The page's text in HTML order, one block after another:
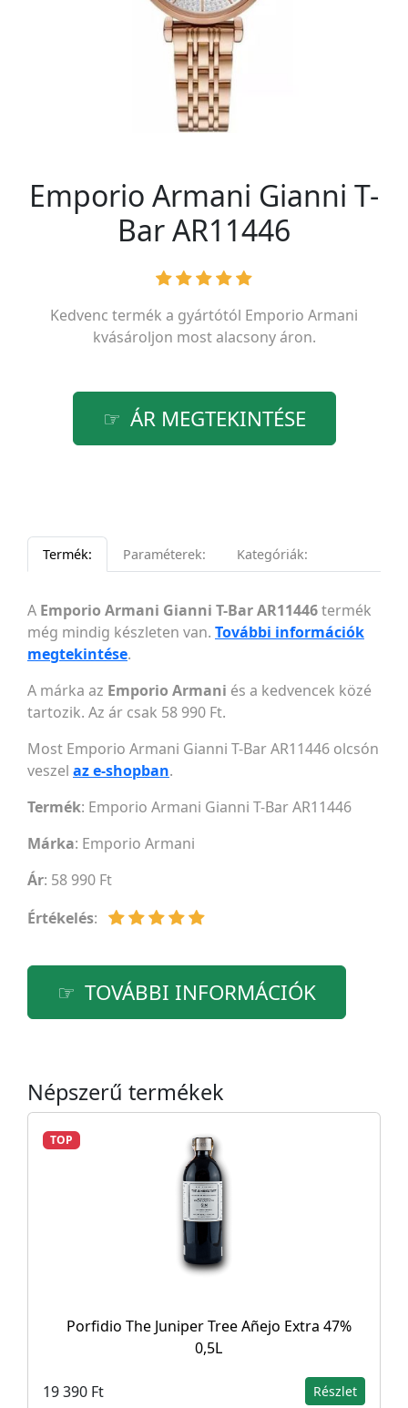
Emporio Armani Gianni T-
Bar AR11446
Kedvenc termék a gyártótól Emporio Armani
kvásároljon most alacsony áron.
ÁR MEGTEKINTÉSE
Termék: Paraméterek: Kategóriák:
A Emporio Armani Gianni T-Bar AR11446termék
még mindig készleten van. További információk
megtekintése.
A márka az Emporio Armani és a kedvencek közé
tartozik. Az ár csak 58 990 Ft.
Most Emporio Armani Gianni T-Bar AR11446 olcsón
veszel az e-shopban.
Termék: Emporio Armani Gianni T-Bar AR11446
Márka: Emporio Armani
Ár: 58 990 Ft
Értékelés:
TOVÁBBI INFORMÁCIÓK
Népszerű termékek
TOP
Porfidio The Juniper Tree Añejo Extra 47%
0,5L
19 390 Ft Részlet